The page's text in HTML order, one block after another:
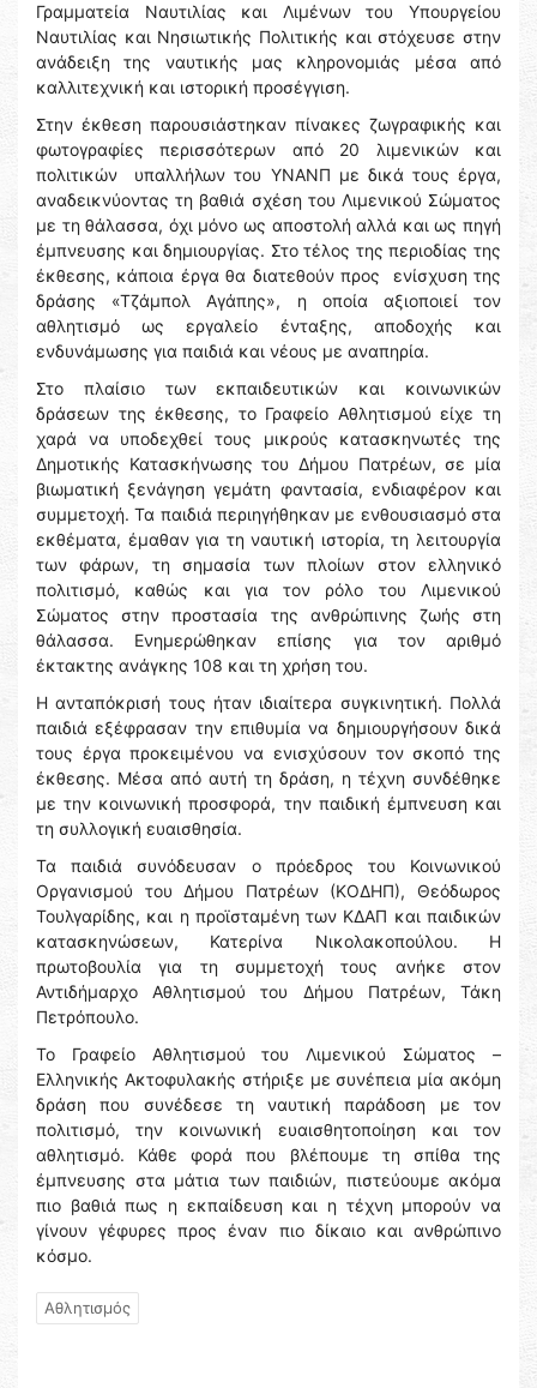
Γραμματεία Ναυτιλίας και Λιμένων του Υπουργείου
Ναυτιλίας και Νησιωτικής Πολιτικής και στόχευσε στην
ανάδειξη της ναυτικής μας κληρονομιάς μέσα από
καλλιτεχνική και ιστορική προσέγγιση.
Στην έκθεση παρουσιάστηκαν πίνακες ζωγραφικής και
φωτογραφίες περισσότερων από 20 λιμενικών και
πολιτικών υπαλλήλων του ΥΝΑΝΠ με δικά τους έργα,
αναδεικνύοντας τη βαθιά σχέση του Λιμενικού Σώματος
με τη θάλασσα, όχι μόνο ως αποστολή αλλά και ως πηγή
έμπνευσης και δημιουργίας. Στο τέλος της περιοδίας της
έκθεσης, κάποια έργα θα διατεθούν προς ενίσχυση της
δράσης «Τζάμπολ Αγάπης», η οποία αξιοποιεί τον
αθλητισμό ως εργαλείο ένταξης, αποδοχής και
ενδυνάμωσης για παιδιά και νέους με αναπηρία.
Στο πλαίσιο των εκπαιδευτικών και κοινωνικών
δράσεων της έκθεσης, το Γραφείο Αθλητισμού είχε τη
χαρά να υποδεχθεί τους μικρούς κατασκηνωτές της
Δημοτικής Κατασκήνωσης του Δήμου Πατρέων, σε μία
βιωματική ξενάγηση γεμάτη φαντασία, ενδιαφέρον και
συμμετοχή. Τα παιδιά περιηγήθηκαν με ενθουσιασμό στα
εκθέματα, έμαθαν για τη ναυτική ιστορία, τη λειτουργία
των φάρων, τη σημασία των πλοίων στον ελληνικό
πολιτισμό, καθώς και για τον ρόλο του Λιμενικού
Σώματος στην προστασία της ανθρώπινης ζωής στη
θάλασσα. Ενημερώθηκαν επίσης για τον αριθμό
έκτακτης ανάγκης 108 και τη χρήση του.
Η ανταπόκρισή τους ήταν ιδιαίτερα συγκινητική. Πολλά
παιδιά εξέφρασαν την επιθυμία να δημιουργήσουν δικά
τους έργα προκειμένου να ενισχύσουν τον σκοπό της
έκθεσης. Μέσα από αυτή τη δράση, η τέχνη συνδέθηκε
με την κοινωνική προσφορά, την παιδική έμπνευση και
τη συλλογική ευαισθησία.
Τα παιδιά συνόδευσαν ο πρόεδρος του Κοινωνικού
Οργανισμού του Δήμου Πατρέων (ΚΟΔΗΠ), Θεόδωρος
Τουλγαρίδης, και η προϊσταμένη των ΚΔΑΠ και παιδικών
κατασκηνώσεων, Κατερίνα Νικολακοπούλου. Η
πρωτοβουλία για τη συμμετοχή τους ανήκε στον
Αντιδήμαρχο Αθλητισμού του Δήμου Πατρέων, Τάκη
Πετρόπουλο.
Το Γραφείο Αθλητισμού του Λιμενικού Σώματος –
Ελληνικής Ακτοφυλακής στήριξε με συνέπεια μία ακόμη
δράση που συνέδεσε τη ναυτική παράδοση με τον
πολιτισμό, την κοινωνική ευαισθητοποίηση και τον
αθλητισμό. Κάθε φορά που βλέπουμε τη σπίθα της
έμπνευσης στα μάτια των παιδιών, πιστεύουμε ακόμα
πιο βαθιά πως η εκπαίδευση και η τέχνη μπορούν να
γίνουν γέφυρες προς έναν πιο δίκαιο και ανθρώπινο
κόσμο.
Αθλητισμός